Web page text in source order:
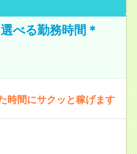
べる勤務時間＊
時間にサクッと稼げます